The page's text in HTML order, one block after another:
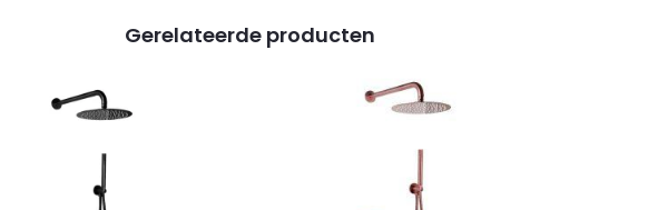
Gerelateerde producten